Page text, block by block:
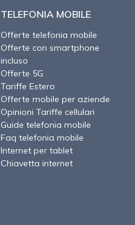
TELEFONIA MOBILE
Offerte telefonia mobile
Offerte con smartphone
incluso
Offerte 5G
Tariffe Estero
Offerte mobile per aziende
Opinioni Tariffe cellulari
Guide telefonia mobile
Faq telefonia mobile
Internet per tablet
Chiavetta internet